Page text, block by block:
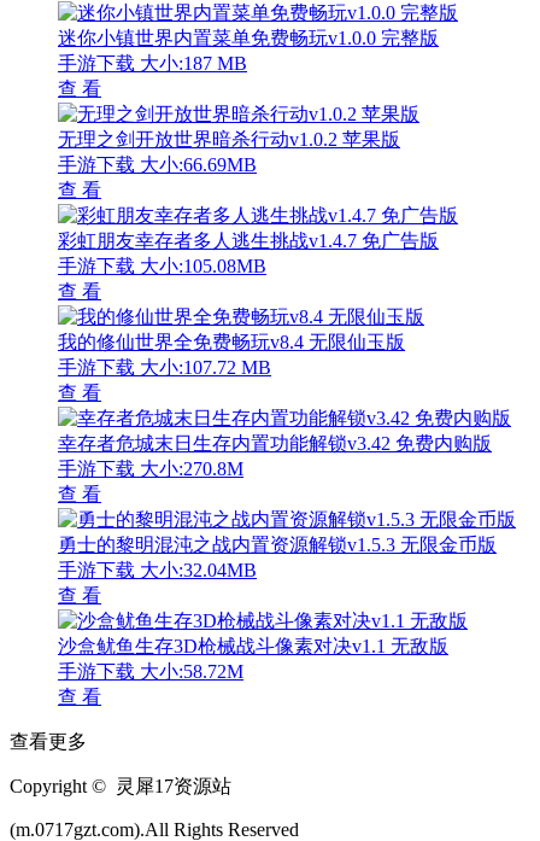
迷你小镇世界内置菜单免费畅玩v1.0.0 完整版
手游下载 大小:187 MB
查 看
无理之剑开放世界暗杀行动v1.0.2 苹果版
手游下载 大小:66.69MB
查 看
彩虹朋友幸存者多人逃生挑战v1.4.7 免广告版
手游下载 大小:105.08MB
查 看
我的修仙世界全免费畅玩v8.4 无限仙玉版
手游下载 大小:107.72 MB
查 看
幸存者危城末日生存内置功能解锁v3.42 免费内购版
手游下载 大小:270.8M
查 看
勇士的黎明混沌之战内置资源解锁v1.5.3 无限金币版
手游下载 大小:32.04MB
查 看
沙盒鱿鱼生存3D枪械战斗像素对决v1.1 无敌版
手游下载 大小:58.72M
查 看
查看更多
Copyright © 灵犀17资源站
(m.0717gzt.com).All Rights Reserved